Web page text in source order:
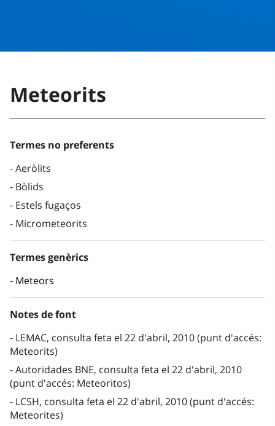
Meteorits
Termes no preferents
Aeròlits
Bòlids
Estels fugaços
Micrometeorits
Termes genèrics
Meteors
Notes de font
LEMAC, consulta feta el 22 d'abril, 2010 (punt d'accés:
Meteorits)
Autoridades BNE, consulta feta el 22 d'abril, 2010
(punt d'accés: Meteoritos)
LCSH, consulta feta el 22 d'abril, 2010 (punt d'accés:
Meteorites)